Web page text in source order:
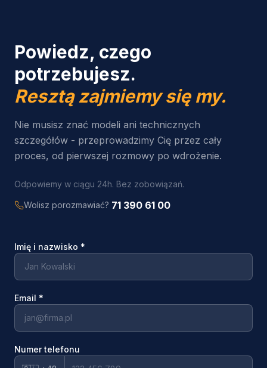
Powiedz, czego
potrzebujesz.
Resztą zajmiemy się my.
Nie musisz znać modeli ani technicznych
szczegółów - przeprowadzimy Cię przez cały
proces, od pierwszej rozmowy po wdrożenie.
Odpowiemy w ciągu 24h. Bez zobowiązań.
Wolisz porozmawiać? 71 390 61 00
Imię i nazwisko *
Email *
Numer telefonu